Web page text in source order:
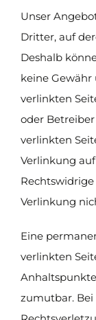
Unser
Dritter, auf
Deshalb
keine
verlinkten
oder
verlinkten
Verlinkung
Verlinkung
Eine
verlinkten
zumutbar.